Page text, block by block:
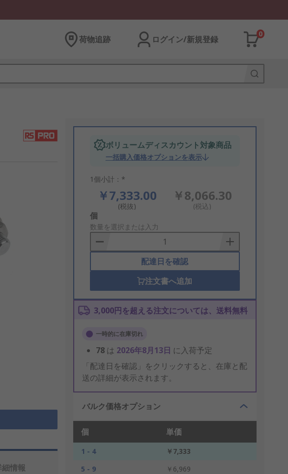
荷物追跡 ログイン/新規登録
0
ボリュームディスカウント対象商品
一括購入価格オプションを表示
1個小計：*
￥7,333.00
(税抜)
￥8,066.30
(税込)
Add
to
Basket
個
数量を選択または入力
配達日を確認
注文書へ追加
3,000円を超える注文については、送料無料
一時的に在庫切れ
78 は 2026年8月13日 に入荷予定
「配達日を確認」をクリックすると、在庫と配
送の詳細が表示されます。
バルク価格オプション
個 単価
1 - 4
￥7,333
5 - 9
￥6,969
情報